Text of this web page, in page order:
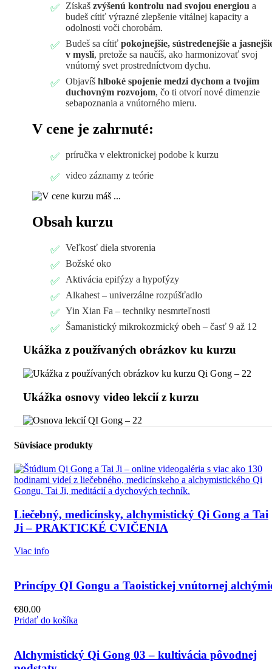
Získaš zvýšenú kontrolu nad svojou energiou a
budeš cítiť výrazné zlepšenie vitálnej kapacity a
odolnosti voči chorobám.
Budeš sa cítiť pokojnejšie, sústredenejšie a
v mysli, pretože sa naučíš, ako harmonizovať svoj
vnútorný svet prostredníctvom dychu.
Objavíš hlboké spojenie medzi dychom a tvojím
duchovným rozvojom, čo ti otvorí nové dimenzie
sebapoznania a vnútorného mieru.
V cene je zahrnuté:
príručka v elektronickej podobe k kurzu
video záznamy z teórie
Obsah kurzu
Veľkosť diela stvorenia
Božské oko
Aktivácia epifýzy a hypofýzy
Alkahest – univerzálne rozpúšťadlo
Yin Xian Fa – techniky nesmrteľnosti
Šamanistický mikrokozmický obeh – časť 9 až 12
Ukážka z používaných obrázkov ku kurzu
Ukážka osnovy video lekcií z kurzu
Súvisiace produkty
Liečebný, medicínsky, alchymistický Qi Gong a Tai
Ji – PRAKTICKÉ CVIČENIA
Viac info
Princípy QI Gongu a Taoistickej vnútornej
€80.00
Pridať do košíka
Alchymistický Qi Gong 03 – kultivácia pôvodnej